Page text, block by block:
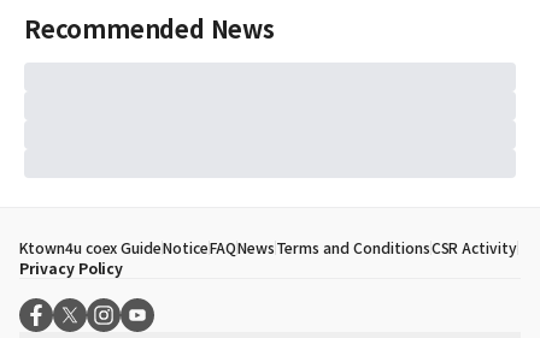
Recommended News
Ktown4u coex GuideNoticeFAQNewsTerms and ConditionsCSR Activity
Privacy Policy